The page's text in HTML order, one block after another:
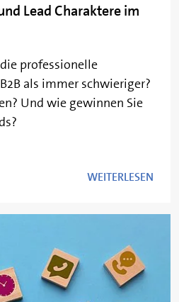
Lead Charaktere im
professionelle
als immer schwieriger?
Und wie gewinnen Sie
WEITERLESEN